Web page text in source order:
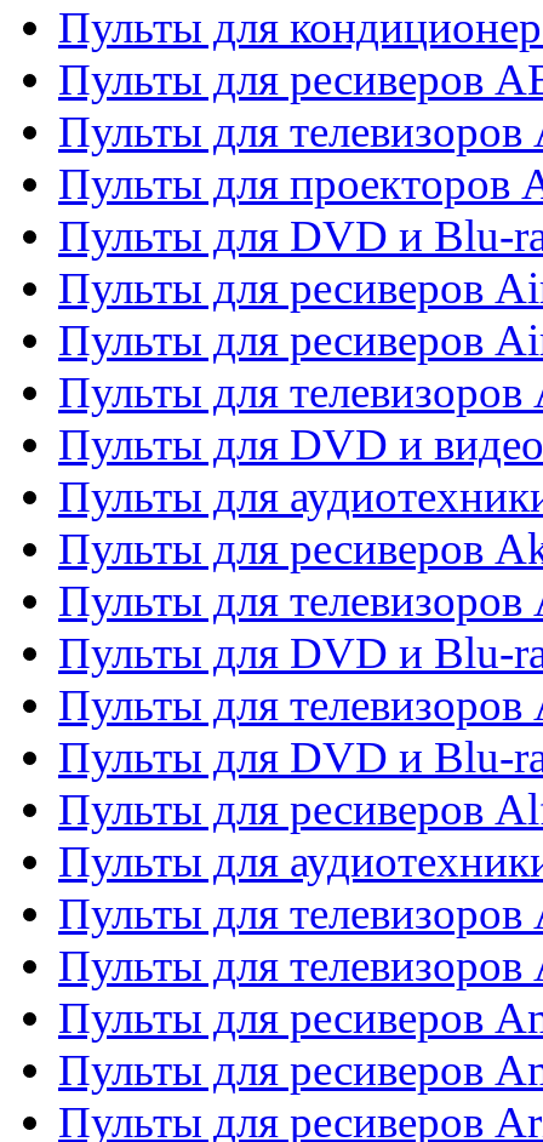
Пульты для
Пульты для ресиверов
Пульты для телевизоров
Пульты для проекторов
Пульты для DVD и Blu-
Пульты для ресиверов
Пульты для ресиверов
Пульты для телевизоров
Пульты для DVD и
Пульты для
Пульты для ресиверов
Пульты для телевизоров
Пульты для DVD и Blu-
Пульты для
Пульты для DVD и Blu-
Пульты для ресиверов
Пульты для
Пульты для
Пульты для
Пульты для ресиверов
Пульты для ресиверов
Пульты для ресиверов